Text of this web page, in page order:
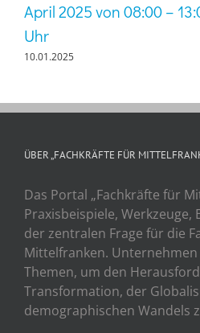
April 2025 von 08:00 –
Uhr
10.01.2025
ÜBER „FACHKRÄFTE FÜR
Das Portal „Fachkräfte für
Praxisbeispiele, Werkzeuge,
der zentralen Frage für die
Mittelfranken. Unternehmen
Themen, um den
Transformation, der
demographischen Wandels